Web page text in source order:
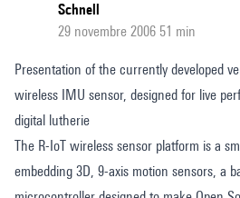
Schnell
29 novembre 2006 51 min
Presentation of the currently developed
wireless IMU sensor, designed for live
digital lutherie
The R-IoT wireless sensor platform is a
embedding 3D, 9-axis motion sensors, a